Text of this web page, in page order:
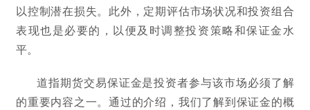
以控制潜在损失。此外，定期评估市场状况和投资组合
表现也是必要的，以便及时调整投资策略和保证金水
平。
道指期货交易保证金是投资者参与该市场必须了解
的重要内容之一。通过的介绍，我们了解到保证金的概